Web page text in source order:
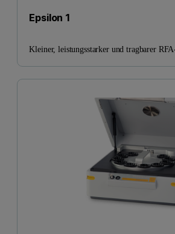
Epsilon 1
Kleiner, leistungsstarker und tragbarer